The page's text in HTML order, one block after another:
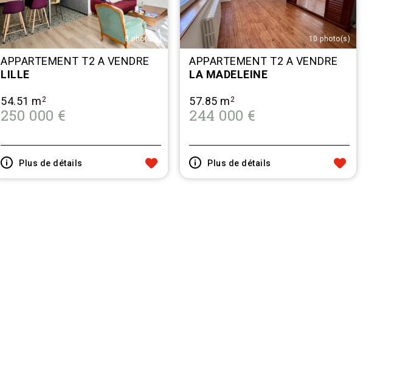
8 photo(s)
APPARTEMENT T2 A VENDRE
LILLE
54.51 m 2
250 000 €
Plus de détails
10 photo(s)
APPARTEMENT T2 A VENDRE
LA MADELEINE
57.85 m 2
244 000 €
Plus de détails